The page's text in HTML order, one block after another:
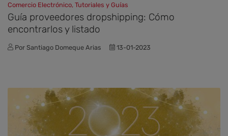
Comercio Electrónico, Tutoriales y Guías
Guía proveedores dropshipping: Cómo
encontrarlos y listado
Por Santiago Domeque Arias 13-01-2023